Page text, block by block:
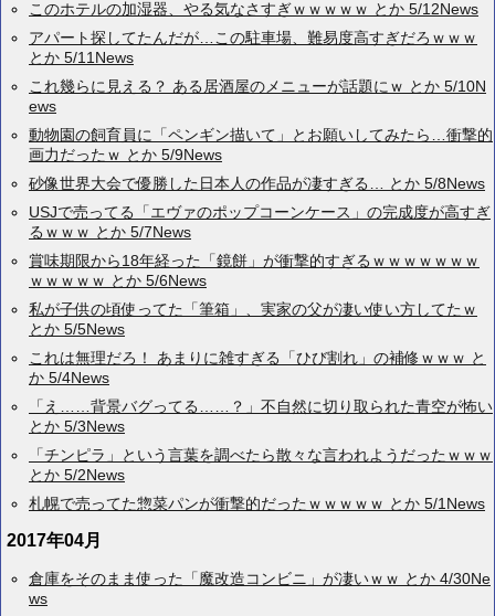
このホテルの加湿器、やる気なさすぎｗｗｗｗｗ とか 5/12News
アパート探してたんだが…この駐車場、難易度高すぎだろｗｗｗ
とか 5/11News
これ幾らに見える？ ある居酒屋のメニューが話題にｗ とか 5/10N
ews
動物園の飼育員に「ペンギン描いて」とお願いしてみたら…衝撃的
画力だったｗ とか 5/9News
砂像世界大会で優勝した日本人の作品が凄すぎる… とか 5/8News
USJで売ってる「エヴァのポップコーンケース」の完成度が高すぎ
るｗｗｗ とか 5/7News
賞味期限から18年経った「鏡餅」が衝撃的すぎるｗｗｗｗｗｗｗ
ｗｗｗｗｗ とか 5/6News
私が子供の頃使ってた「筆箱」、実家の父が凄い使い方してたｗ
とか 5/5News
これは無理だろ！ あまりに雑すぎる「ひび割れ」の補修ｗｗｗ と
か 5/4News
「え……背景バグってる……？」不自然に切り取られた青空が怖い
とか 5/3News
「チンピラ」という言葉を調べたら散々な言われようだったｗｗｗ
とか 5/2News
札幌で売ってた惣菜パンが衝撃的だったｗｗｗｗｗ とか 5/1News
2017年04月
倉庫をそのまま使った「魔改造コンビニ」が凄いｗｗ とか 4/30Ne
ws